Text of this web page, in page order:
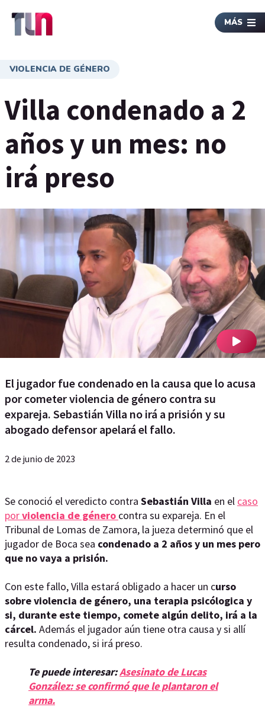
MÁS
VIOLENCIA DE GÉNERO
Villa condenado a 2
años y un mes: no
irá preso
El jugador fue condenado en la causa que lo acusa
por cometer violencia de género contra su
expareja. Sebastián Villa no irá a prisión y su
abogado defensor apelará el fallo.
2 de junio de 2023
Se conoció el veredicto contra Sebastián Villa en el caso
porviolencia de género contra su expareja. En el
Tribunal de Lomas de Zamora, la jueza determinó que el
jugador de Boca sea condenado a 2 años y un mes pero
que no vaya a prisión.
Con este fallo, Villa estará obligado a hacer un curso
sobre violencia de género, una terapia psicólogica y
si, durante este tiempo, comete algún delito, irá a la
cárcel. Además el jugador aún tiene otra causa y si allí
resulta condenado, si irá preso.
Te puede interesar:Asesinato de Lucas
González: se confirmó que le plantaron el
arma.